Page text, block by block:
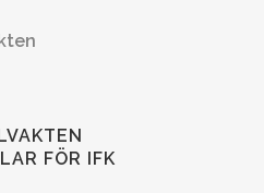
FÖR IFK